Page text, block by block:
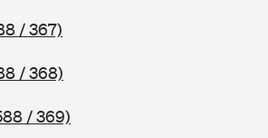
/ 367)
/ 368)
/ 369)